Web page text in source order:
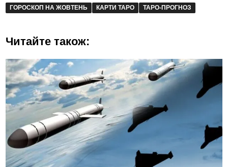
ГОРОСКОП НА ЖОВТЕНЬ
КАРТИ ТАРО ТАРО-ПРОГНОЗ
Читайте також: